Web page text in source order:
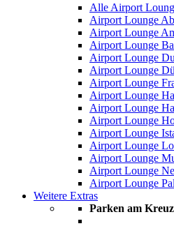
Alle Airport
Airport Lounge
Airport Lounge
Airport Lounge
Airport Lounge
Airport Lounge
Airport Lounge
Airport Lounge
Airport Lounge
Airport Lounge
Airport Lounge
Airport Lounge
Airport Lounge
Airport Lounge
Airport Lounge
Weitere Extras
Parken am